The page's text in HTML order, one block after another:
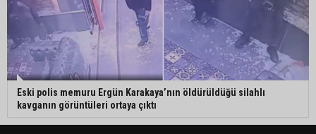
Eski polis memuru Ergün Karakaya’nın öldürüldüğü silahlı
kavganın görüntüleri ortaya çıktı